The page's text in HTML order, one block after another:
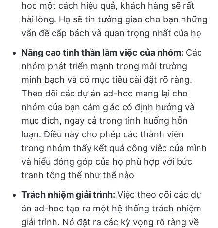
hoc một cách hiệu quả, khách hàng sẽ rất
hài lòng. Họ sẽ tin tưởng giao cho bạn những
vấn đề cấp bách và quan trọng nhất của họ
Nâng cao tinh thần làm việc của nhóm: Các
nhóm phát triển mạnh trong môi trường
minh bạch và có mục tiêu cài đặt rõ ràng.
Theo dõi các dự án ad-hoc mang lại cho
nhóm của bạn cảm giác có định hướng và
mục đích, ngay cả trong tình huống hỗn
loạn. Điều này cho phép các thành viên
trong nhóm thấy kết quả công việc của mình
và hiểu đóng góp của họ phù hợp với bức
tranh tổng thể như thế nào
Trách nhiệm giải trình: Việc theo dõi các dự
án ad-hoc tạo ra một hệ thống trách nhiệm
giải trình. Nó đặt ra các kỳ vọng rõ ràng về